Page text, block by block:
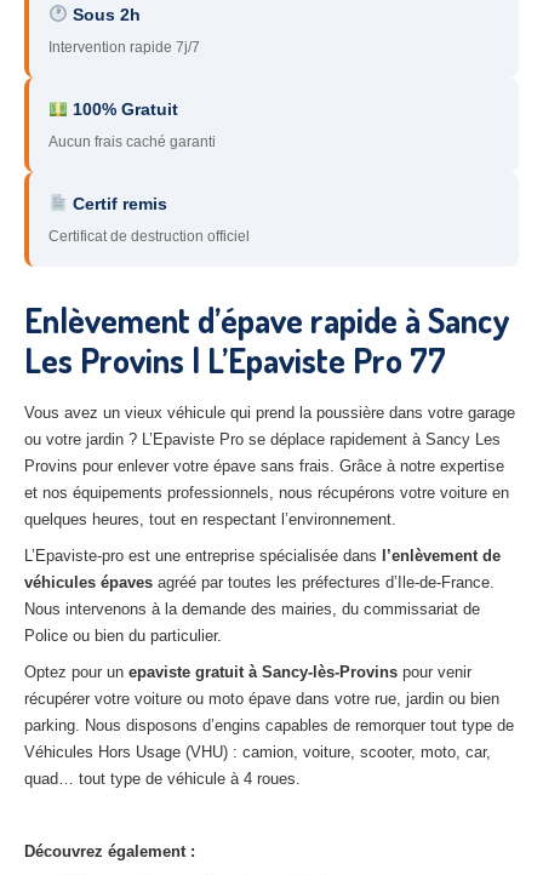
91 – Essonne
– Yonne
60 – Oise
45 – Loiret
10– Aube
– Aisne
Tous les secteurs
CENTRE VHU AGRÉE
Centreagréé VHU Paris 75 : casse auto avec destruction
Centreagréé VHU 77 : casse auto avec destruction
agréé VHU 78 : casse auto avec destruction
Centreagréé VHU 91 : casse auto avec destruction
Centreagréé VHU 92 : casse auto avec destruction
Centreagréé VHU 94 : casse auto avec destruction
Sous 2h
Intervention rapide 7j/7
100% Gratuit
Aucun frais caché garanti
Certif remis
Certificat de destruction officiel
Enlèvement d’épave rapide à Sancy
Les Provins | L’Epaviste Pro 77
Vous avez un vieux véhicule qui prend la poussière dans votre garage
ou votre jardin ? L’Epaviste Pro se déplace rapidement à Sancy Les
Provins pour enlever votre épave sans frais. Grâce à notre expertise
et nos équipements professionnels, nous récupérons votre voiture en
quelques heures, tout en respectant l’environnement.
L’Epaviste-pro est une entreprise spécialisée dans
l’enlèvement de
véhicules épaves agréé par toutes les préfectures d’Ile-de-France.
Nous intervenons à la demande des mairies, du commissariat de
Police ou bien du particulier.
Optez pour un epaviste gratuit à Sancy-lès-Provins pour venir
récupérer votre voiture ou moto épave dans votre rue, jardin ou bien
parking. Nous disposons d’engins capables de remorquer tout type de
Véhicules Hors Usage (VHU) : camion, voiture, scooter, moto, car,
quad… tout type de véhicule à 4 roues.
Découvrez également :